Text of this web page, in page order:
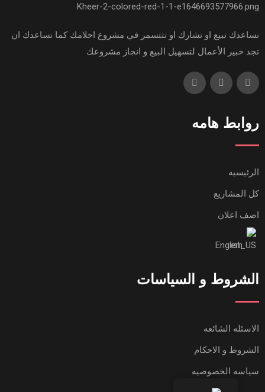
نساعدك تبيع او تشارك او تثتسمر في مشروع احلامك كما نساعدك ان
تجد خبير الأعمال لتسهيل البيع و انجاز مشروعك
روابط هامه
الرئيسيه
كل المشاريع
اضف اعلان
English
الشروط و السياسات
الاسئله الشائعه
الشروط و الاحكام
سياسه الخصوصيه